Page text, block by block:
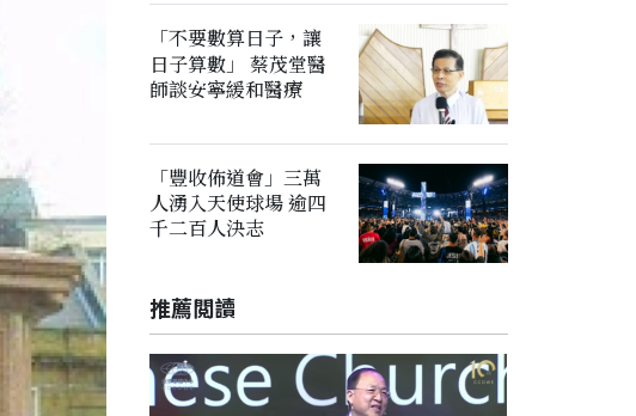
「不要數算日子，讓
日子算數」 蔡茂堂醫
師談安寧緩和醫療
「豐收佈道會」三萬
人湧入天使球場 逾四
千二百人決志
推薦閲讀